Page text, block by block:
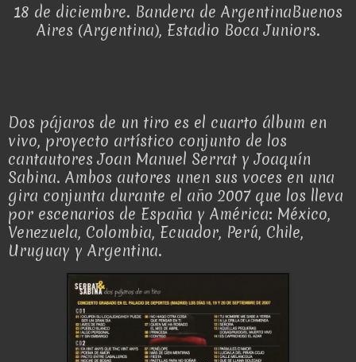
18 de diciembre. Bandera de ArgentinaBuenos
Aires (Argentina), Estadio Boca Juniors.
Dos pájaros de un tiro es el cuarto álbum en
vivo, proyecto artístico conjunto de los
cantautores Joan Manuel Serrat y Joaquín
Sabina. Ambos autores unen sus voces en una
gira conjunta durante el año 2007 que los lleva
por escenarios de España y América: México,
Venezuela, Colombia, Ecuador, Perú, Chile,
Uruguay y Argentina.